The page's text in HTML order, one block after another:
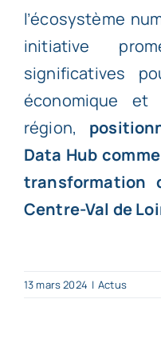
l’écosystème
initiative
significatives
économique
région,
Data Hub
transformation
Centre-Val de
13 mars 2024 | Actus